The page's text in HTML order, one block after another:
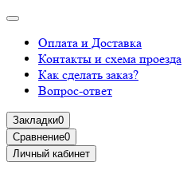
Оплата и Доставка
Контакты и схема проезда
Как сделать заказ?
Вопрос-ответ
Закладки0
Сравнение0
Личный кабинет